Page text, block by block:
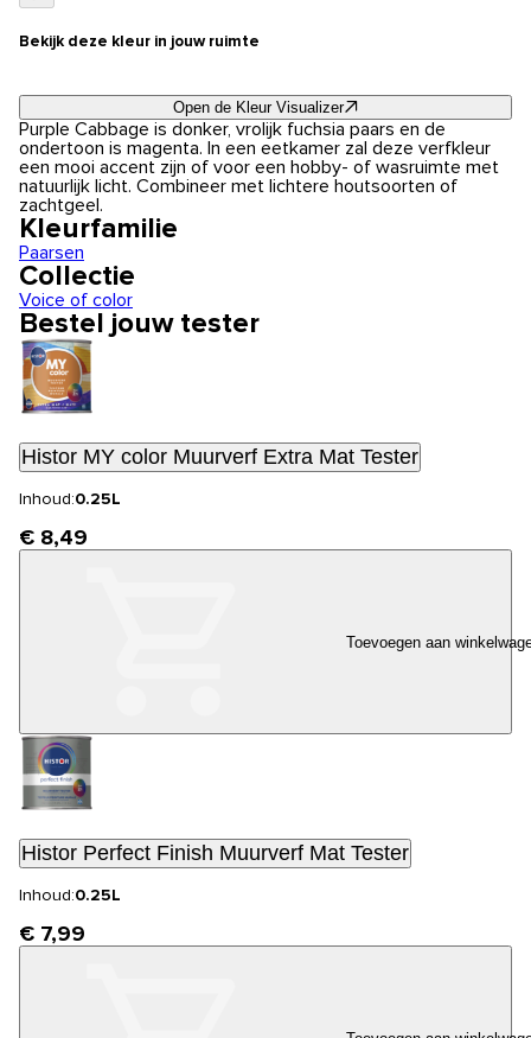
Bekijk deze kleur in jouw ruimte
Open de Kleur Visualizer
Purple Cabbage is donker, vrolijk fuchsia paars en de
ondertoon is magenta. In een eetkamer zal deze verfkleur
een mooi accent zijn of voor een hobby- of wasruimte met
natuurlijk licht. Combineer met lichtere houtsoorten of
zachtgeel.
Kleurfamilie
Paarsen
Collectie
Voice of color
Bestel jouw tester
Histor MY color Muurverf Extra Mat Tester
Inhoud:0.25L
€ 8,49
Toevoegen aan
Histor Perfect Finish Muurverf Mat Tester
Inhoud:0.25L
€ 7,99